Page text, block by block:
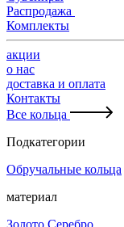
Распродажа
Комплекты
акции
о нас
доставка и оплата
Контакты
Все кольца
Подкатегории
Обручальные кольца
материал
Золото Серебро